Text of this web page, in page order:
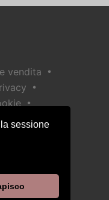
sessione
vendita •
•
•
bambini